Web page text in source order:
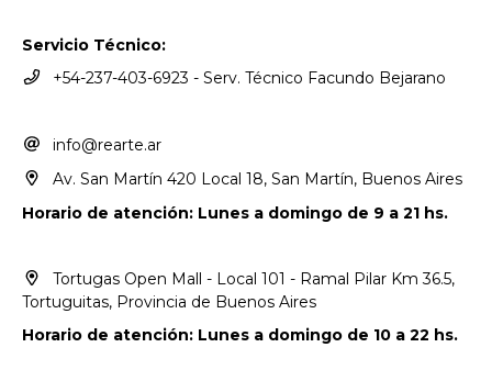
Servicio Técnico:
+54-237-403-6923 - Serv. Técnico Facundo Bejarano
info@rearte.ar
Av. San Martín 420 Local 18, San Martín, Buenos Aires
Horario de atención: Lunes a domingo de 9 a 21 hs.
Tortugas Open Mall - Local 101 - Ramal Pilar Km 36.5,
Tortuguitas, Provincia de Buenos Aires
Horario de atención: Lunes a domingo de 10 a 22 hs.